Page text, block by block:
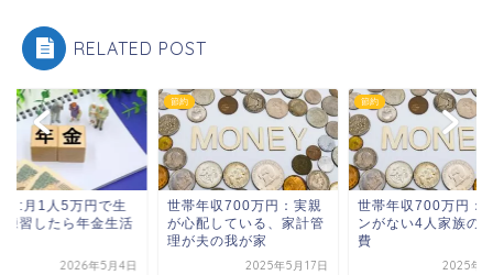
RELATED POST
き:月1人5万円で生
練習したら年金生活
2026年5月4日
節約
世帯年収700万円：実親
が心配している、家計管
理が夫の我が家
2025年5月17日
節約
世帯年収700万円：
ンがない4人家族の
費
2025年9